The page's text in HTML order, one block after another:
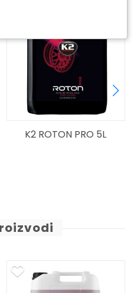
K2 ROTON PRO 1L